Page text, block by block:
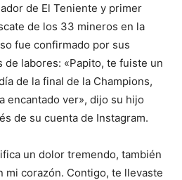
de El Teniente y primer
de los 33 mineros en la
fue confirmado por sus
de labores: «Papito, te fuiste un
de la final de la Champions,
encantado ver», dijo su hijo
de su cuenta de Instagram.
un dolor tremendo, también
mi corazón. Contigo, te llevaste